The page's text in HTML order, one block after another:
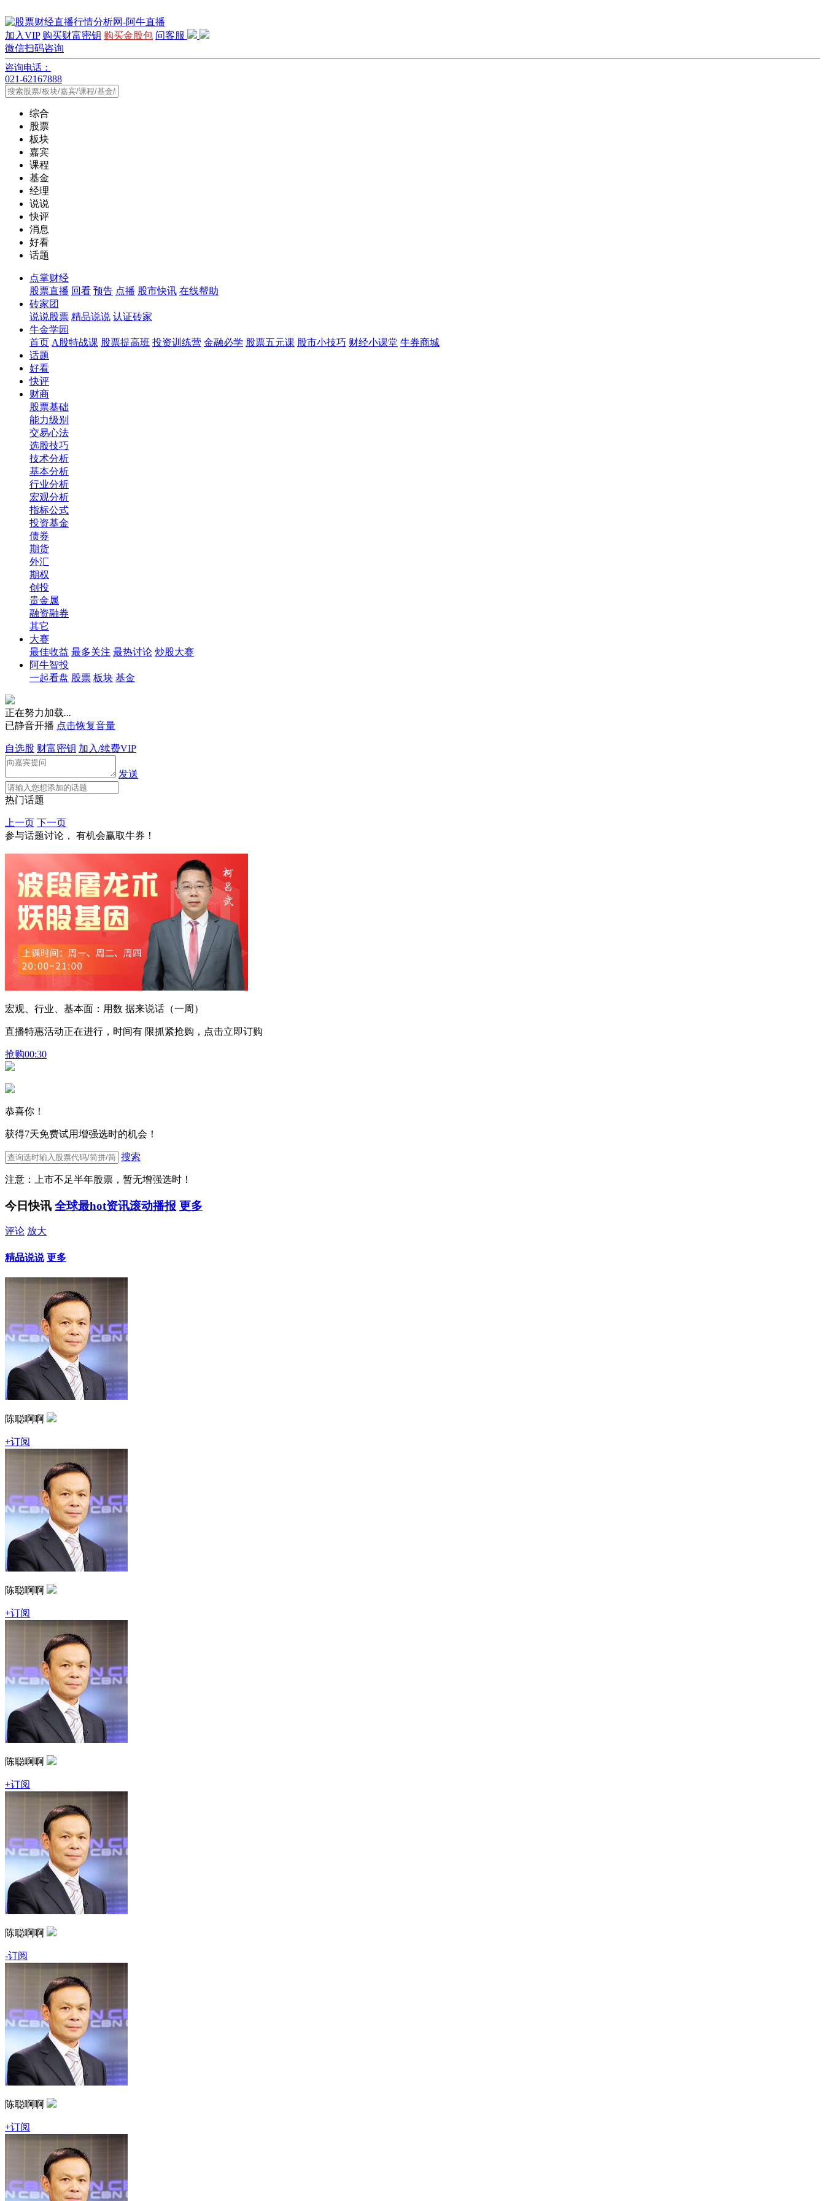
加入VIP 购买财富密钥 购买金股包 问客服
微信扫码咨询
咨询电话：
021-62167888
综合
股票
板块
嘉宾
课程
基金
经理
说说
快评
消息
好看
话题
点掌财经
股票直播 回看 预告 点播 股市快讯 在线帮助
砖家团
说说股票 精品说说 认证砖家
牛金学园
首页 A股特战课 股票提高班 投资训练营 金融必学 股票五元课 股市小技巧 财经小课堂 牛券商城
话题
好看
快评
财商
股票基础
能力级别
交易心法
选股技巧
技术分析
基本分析
行业分析
宏观分析
指标公式
投资基金
债券
期货
外汇
期权
创投
贵金属
融资融券
其它
大赛
最佳收益 最多关注 最热讨论 炒股大赛
阿牛智投
一起看盘 股票 板块 基金
正在努力加载...
已静音开播 点击恢复音量
自选股 财富密钥 加入/续费VIP
发送
热门话题
上一页 下一页
参与话题讨论， 有机会赢取牛券！
宏观、行业、基本面：用数 据来说话（一周）
直播特惠活动正在进行，时间有 限抓紧抢购，点击立即订购
抢购00:30
恭喜你！
获得7天免费试用增强选时的机会！
搜索
注意：上市不足半年股票，暂无增强选时！
今日快讯 全球最hot资讯滚动播报 更多
评论 放大
精品说说 更多
陈聪啊啊
+订阅
陈聪啊啊
+订阅
陈聪啊啊
+订阅
陈聪啊啊
-订阅
陈聪啊啊
+订阅